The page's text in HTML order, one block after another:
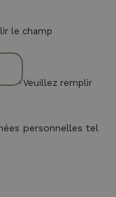
le champ
Veuillez remplir
personnelles tel